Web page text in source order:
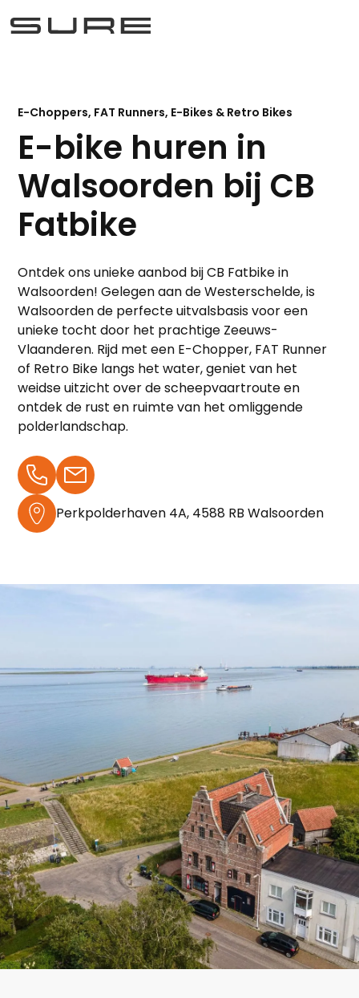
E-Choppers, FAT Runners, E-Bikes & Retro Bikes
E-bike huren in
Walsoorden bij CB
Fatbike
Ontdek ons unieke aanbod bij CB Fatbike in
Walsoorden! Gelegen aan de Westerschelde, is
Walsoorden de perfecte uitvalsbasis voor een
unieke tocht door het prachtige Zeeuws-
Vlaanderen. Rijd met een E-Chopper, FAT Runner
of Retro Bike langs het water, geniet van het
weidse uitzicht over de scheepvaartroute en
ontdek de rust en ruimte van het omliggende
polderlandschap.
Perkpolderhaven 4A, 4588 RB Walsoorden